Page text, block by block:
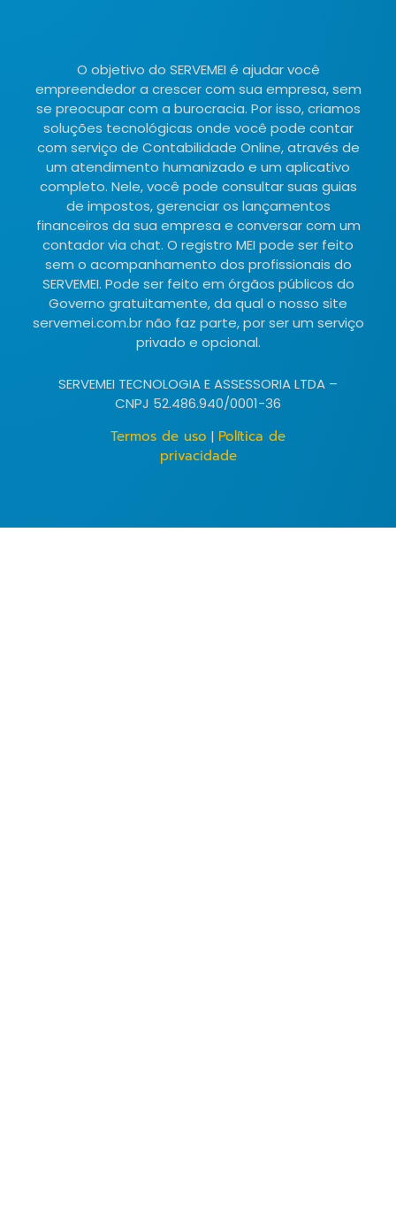
O objetivo do SERVEMEI é ajudar você
empreendedor a crescer com sua empresa, sem
se preocupar com a burocracia. Por isso, criamos
soluções tecnológicas onde você pode contar
com serviço de Contabilidade Online, através de
um atendimento humanizado e um aplicativo
completo. Nele, você pode consultar suas guias
de impostos, gerenciar os lançamentos
financeiros da sua empresa e conversar com um
contador via chat. O registro MEI pode ser feito
sem o acompanhamento dos profissionais do
SERVEMEI. Pode ser feito em órgãos públicos do
Governo gratuitamente, da qual o nosso site
servemei.com.br não faz parte, por ser um serviço
privado e opcional.
SERVEMEI TECNOLOGIA E ASSESSORIA LTDA –
CNPJ 52.486.940/0001-36
Termos de uso | Política de
privacidade